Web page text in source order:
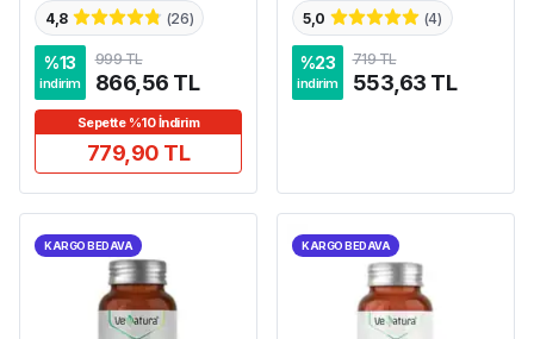
4,8 (26)
%13
indirim
999 TL
866,56 TL
Sepette %10 İndirim
779,90 TL
5,0 (4)
%23
indirim
719 TL
553,63 TL
KARGO BEDAVA KARGO BEDAVA